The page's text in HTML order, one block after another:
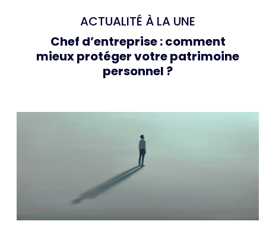
ACTUALITÉ À LA UNE
Chef d’entreprise : comment
mieux protéger votre patrimoine
personnel ?